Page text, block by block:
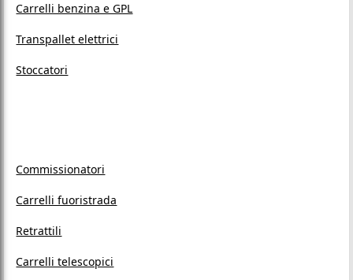
Carrelli benzina e GPL
Transpallet elettrici
Stoccatori
Commissionatori
Carrelli fuoristrada
Retrattili
Carrelli telescopici